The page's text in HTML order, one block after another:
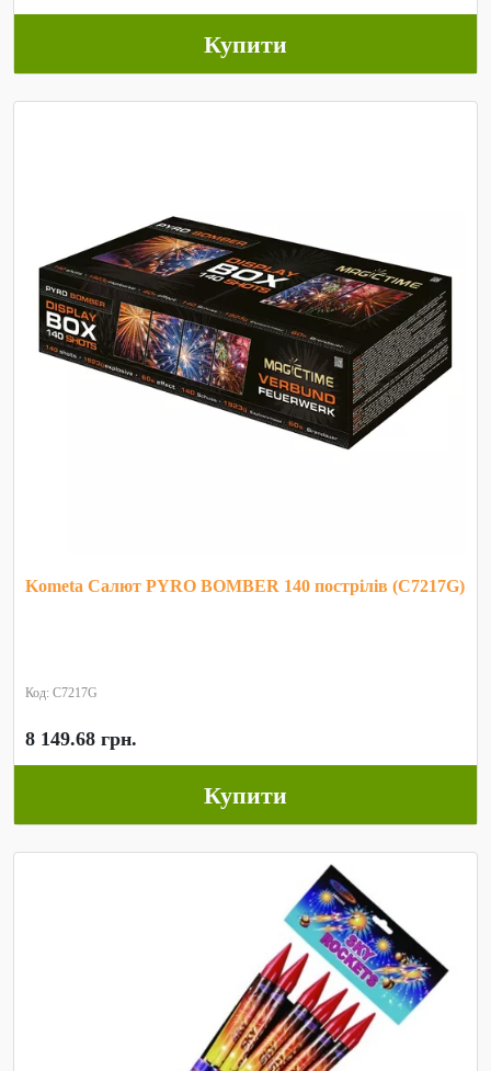
Купити
Kometa Салют PYRO BOMBER 140 пострілів (C7217G)
Код: C7217G
8 149.68 грн.
Купити